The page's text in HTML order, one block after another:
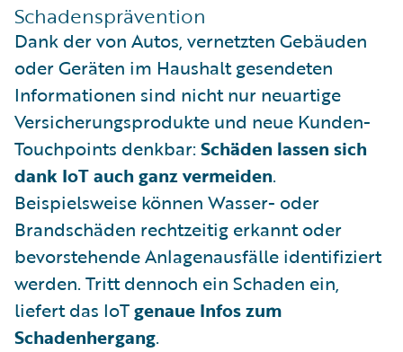
Schadensprävention
Dank der von Autos, vernetzten Gebäuden
oder Geräten im Haushalt gesendeten
Informationen sind nicht nur neuartige
Versicherungsprodukte und neue Kunden-
Touchpoints denkbar: Schäden lassen sich
dank IoT auch ganz vermeiden.
Beispielsweise können Wasser- oder
Brandschäden rechtzeitig erkannt oder
bevorstehende Anlagenausfälle identifiziert
werden. Tritt dennoch ein Schaden ein,
liefert das IoTgenaue Infos zum
Schadenhergang.